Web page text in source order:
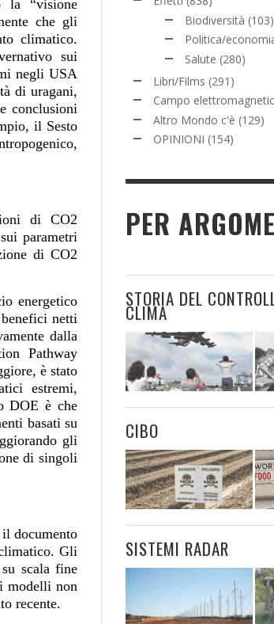
la “visione
che gli
climatico.
sui
negli USA
di uragani,
conclusioni
il Sesto
di CO2
parametri
di CO2
energetico
netti
dalla
Pathway
è stato
estremi,
DOE è che
basati su
gli
di singoli
documento
Gli
scala fine
modelli non
recente.
Biodiversità (103)
Politica/
Salute (280)
Libri/Films (291)
Campo
Altro Mondo c'è (129)
OPINIONI (154)
PER
STORIA DEL
CLIMA
CIBO
SISTEMI RADAR